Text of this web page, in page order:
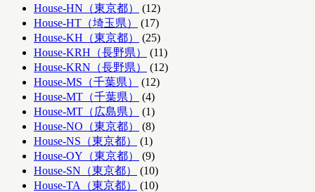
House-HN（東京都）
(12)
House-HT（埼玉県）
(17)
House-KH（東京都）
(25)
House-KRH（長野県）
(11)
House-KRN（長野県）
(12)
House-MS（千葉県）
(12)
House-MT（千葉県）
(4)
House-MT（広島県）
(1)
House-NO（東京都）
(8)
House-NS（東京都）
(1)
House-OY（東京都）
(9)
House-SN（東京都）
(10)
House-TA（東京都）
(10)